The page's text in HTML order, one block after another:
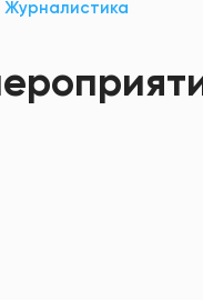
Журналистика